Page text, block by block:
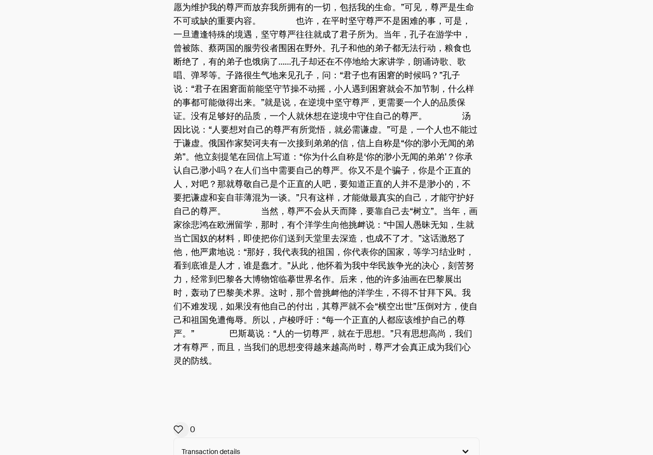
愿为维护我的尊严而放弃我所拥有的一切，包括我的生命。”可见，尊严是生命
不可或缺的重要内容。 也许，在平时坚守尊严不是困难的事，可是，
一旦遭逢特殊的境遇，坚守尊严往往就成了君子所为。当年，孔子在游学中，
曾被陈、蔡两国的服劳役者围困在野外。孔子和他的弟子都无法行动，粮食也
断绝了，有的弟子也饿病了……孔子却还在不停地给大家讲学，朗诵诗歌、歌
唱、弹琴等。子路很生气地来见孔子，问：“君子也有困窘的时候吗？”孔子
说：“君子在困窘面前能坚守节操不动摇，小人遇到困窘就会不加节制，什么样
的事都可能做得出来。”就是说，在逆境中坚守尊严，更需要一个人的品质保
证。没有足够好的品质，一个人就休想在逆境中守住自己的尊严。 汤
因比说：“人要想对自己的尊严有所觉悟，就必需谦虚。”可是，一个人也不能过
于谦虚。俄国作家契诃夫有一次接到弟弟的信，信上自称是“你的渺小无闻的弟
弟”。他立刻提笔在回信上写道：“你为什么自称是‘你的渺小无闻的弟弟’？你承
认自己渺小吗？在人们当中需要自己的尊严。你又不是个骗子，你是个正直的
人，对吧？那就尊敬自己是个正直的人吧，要知道正直的人并不是渺小的，不
要把谦虚和妄自菲薄混为一谈。”只有这样，才能做最真实的自己，才能守护好
自己的尊严。 当然，尊严不会从天而降，要靠自己去“树立”。当年，画
家徐悲鸿在欧洲留学，那时，有个洋学生向他挑衅说：“中国人愚昧无知，生就
当亡国奴的材料，即使把你们送到天堂里去深造，也成不了才。”这话激怒了
他，他严肃地说：“那好，我代表我的祖国，你代表你的国家，等学习结业时，
看到底谁是人才，谁是蠢才。”从此，他怀着为我中华民族争光的决心，刻苦努
力，经常到巴黎各大博物馆临摹世界名作。后来，他的许多油画在巴黎展出
时，轰动了巴黎美术界。这时，那个曾挑衅他的洋学生，不得不甘拜下风。我
们不难发现，如果没有他自己的付出，其尊严就不会“横空出世”压倒对方，使自
己和祖国免遭侮辱。所以，卢梭呼吁：“每一个正直的人都应该维护自己的尊
严。” 巴斯葛说：“人的一切尊严，就在于思想。”只有思想高尚，我们
才有尊严，而且，当我们的思想变得越来越高尚时，尊严才会真正成为我们心
灵的防线。
0
Transaction details